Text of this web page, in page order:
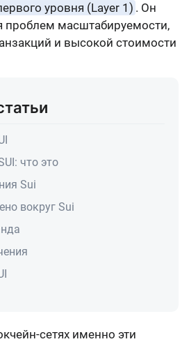
уровня (Layer 1) . Он
проблем масштабируемости,
и высокой стоимости
что это
Sui
вокруг Sui
сетях именно эти